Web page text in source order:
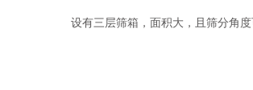
设有三层筛箱，面积大，且筛分角度可